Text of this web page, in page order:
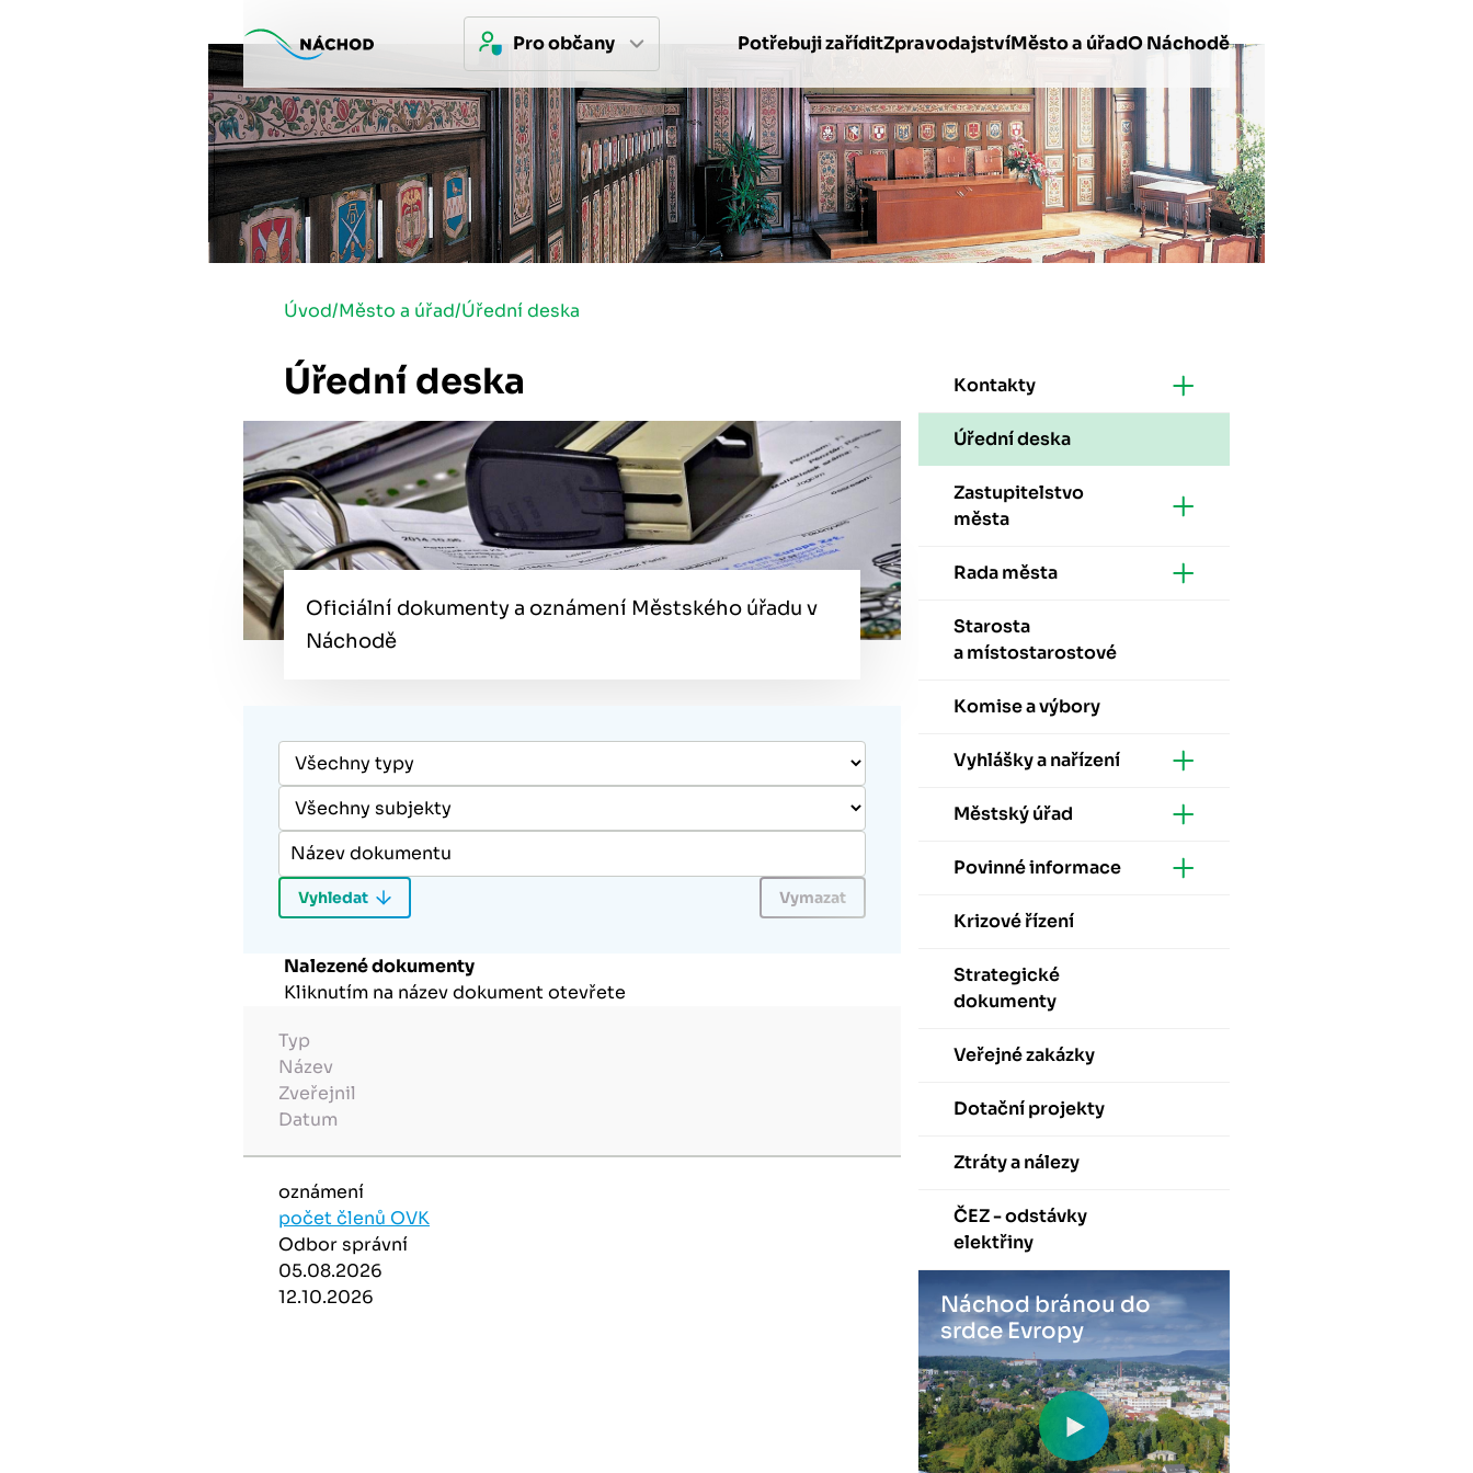
Pro občany Potřebuji zaříditZpravodajstvíMěsto a úřadO Náchodě
Úvod/Město a úřad/Úřední deska
Úřední deska
Oficiální dokumenty a oznámení Městského úřadu v
Náchodě
Nalezené dokumenty
Kliknutím na název dokument otevřete
Typ
Název
Zveřejnil
Datum
oznámení
počet členů OVK
Odbor správní
05.08.2026
12.10.2026
Kontakty
Úřední deska
Zastupitelstvo
města
Rada města
Starosta
a místostarostové
Komise a výbory
Vyhlášky a nařízení
Městský úřad
Povinné informace
Krizové řízení
Strategické
dokumenty
Veřejné zakázky
Dotační projekty
Ztráty a nálezy
ČEZ - odstávky
elektřiny
Náchod bránou do
srdce Evropy